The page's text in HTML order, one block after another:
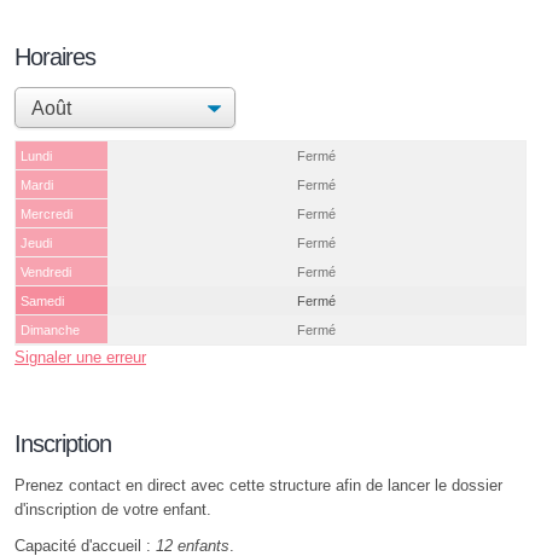
Horaires
Lundi
Fermé
Mardi
Fermé
Mercredi
Fermé
Jeudi
Fermé
Vendredi
Fermé
Samedi
Fermé
Dimanche
Fermé
Signaler une erreur
Inscription
Prenez contact en direct avec cette structure afin de lancer le dossier
d'inscription de votre enfant.
Capacité d'accueil : 12 enfants